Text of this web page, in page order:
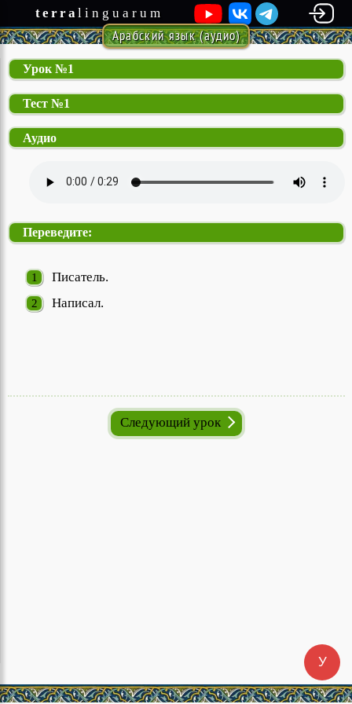
terralinguarum
Арабский язык (аудио)
У
Урок №1
Тест №1
Аудио
Переведите:
Писатель.
Написал.
Cледующий урок